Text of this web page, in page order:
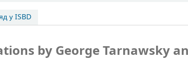
у ISBD
by George Tarnawsky